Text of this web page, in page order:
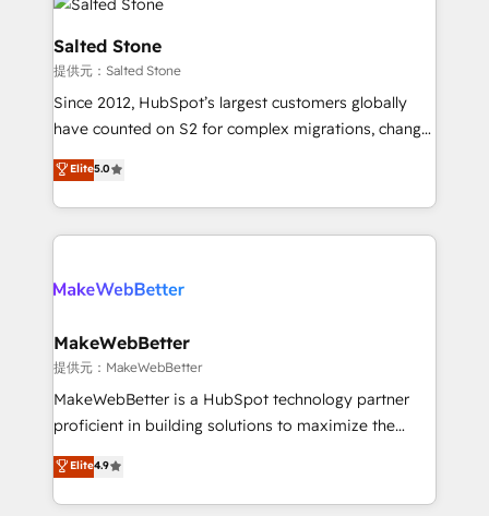
multi-region migrations to AI-powered automation,
we turn complexity into clarity, human at global
scale. 🏆 HubSpot’s CEO called us “the partner of the
future.” Others agree it is proof of trust built through
measurable impact.
Salted Stone
提供元：Salted Stone
Since 2012, HubSpot’s largest customers globally
have counted on S2 for complex migrations, change
management, systems integration, and creative
solutions that deliver measurable impact and
transform brand experiences As one of the few full-
service creative agencies in the HubSpot
winning design to build scalable, globally
marketing campaigns, & RevOps frameworks that
fuel long-term success We connect the entire
customer lifecycle through seamless integrations,
ensure long-term adoption with change-
and service to drive sustainable growth With 6 key
HubSpot accreditations and experience across
Elite5.0
MakeWebBetter
提供元：MakeWebBetter
MakeWebBetter is a HubSpot technology partner
proficient in building solutions to maximize the
operational efficiency of HubSpot. The fastest-
growing tech-enabler & facilitator, MakeWebBetter,
hands you the blend of HubSpot expertise &
Elite4.9